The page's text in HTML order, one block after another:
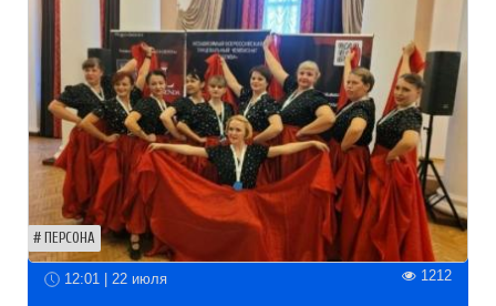
ПЕРСОНА
12:01 | 22 июля 1212